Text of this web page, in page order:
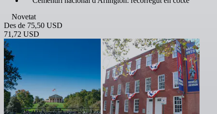
Novetat
Des de 75,50 USD
71,72 USD